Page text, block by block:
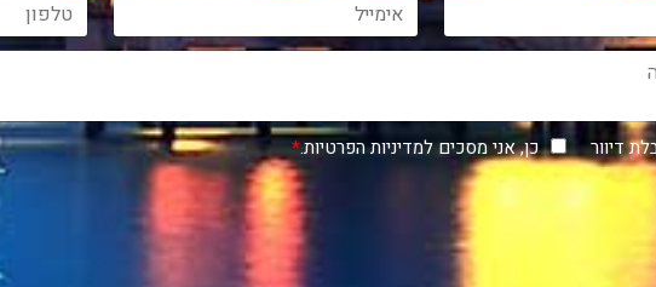
דיוור כן, אני מסכים למדיניות הפרטיות.*